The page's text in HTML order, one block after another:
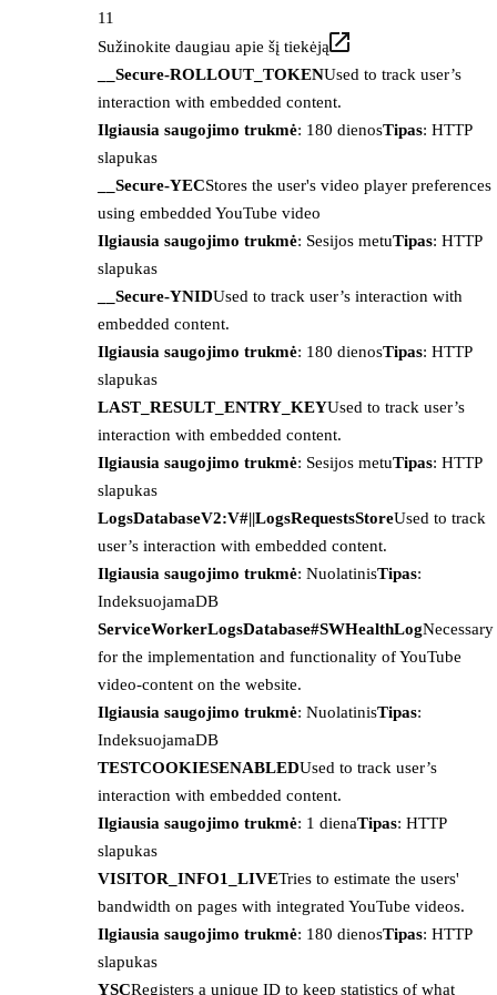
11
Sužinokite daugiau apie šį tiekėją
__Secure-ROLLOUT_TOKENUsed to track user’s
interaction with embedded content.
Ilgiausia saugojimo trukmė: 180 dienosTipas: HTTP
slapukas
__Secure-YECStores the user's video player preferences
using embedded YouTube video
Ilgiausia saugojimo trukmė: Sesijos metuTipas: HTTP
slapukas
__Secure-YNIDUsed to track user’s interaction with
embedded content.
Ilgiausia saugojimo trukmė: 180 dienosTipas: HTTP
slapukas
LAST_RESULT_ENTRY_KEYUsed to track user’s
interaction with embedded content.
Ilgiausia saugojimo trukmė: Sesijos metuTipas: HTTP
slapukas
LogsDatabaseV2:V#||LogsRequestsStoreUsed to track
user’s interaction with embedded content.
Ilgiausia saugojimo trukmė: NuolatinisTipas:
IndeksuojamaDB
ServiceWorkerLogsDatabase#SWHealthLogNecessary
for the implementation and functionality of YouTube
video-content on the website.
Ilgiausia saugojimo trukmė: NuolatinisTipas:
IndeksuojamaDB
TESTCOOKIESENABLEDUsed to track user’s
interaction with embedded content.
Ilgiausia saugojimo trukmė: 1 dienaTipas: HTTP
slapukas
VISITOR_INFO1_LIVETries to estimate the users'
bandwidth on pages with integrated YouTube videos.
Ilgiausia saugojimo trukmė: 180 dienosTipas: HTTP
slapukas
YSCRegisters a unique ID to keep statistics of what